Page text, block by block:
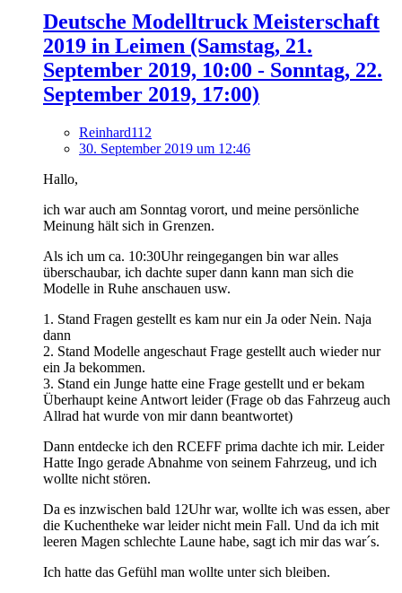
Deutsche Modelltruck Meisterschaft
2019 in Leimen (Samstag, 21.
September 2019, 10:00 - Sonntag, 22.
September 2019, 17:00)
Reinhard112
30. September 2019 um 12:46
Hallo,
ich war auch am Sonntag vorort, und meine persönliche
Meinung hält sich in Grenzen.
Als ich um ca. 10:30Uhr reingegangen bin war alles
überschaubar, ich dachte super dann kann man sich die
Modelle in Ruhe anschauen usw.
1. Stand Fragen gestellt es kam nur ein Ja oder Nein. Naja
dann
2. Stand Modelle angeschaut Frage gestellt auch wieder nur
ein Ja bekommen.
3. Stand ein Junge hatte eine Frage gestellt und er bekam
Überhaupt keine Antwort leider (Frage ob das Fahrzeug auch
Allrad hat wurde von mir dann beantwortet)
Dann entdecke ich den RCEFF prima dachte ich mir. Leider
Hatte Ingo gerade Abnahme von seinem Fahrzeug, und ich
wollte nicht stören.
Da es inzwischen bald 12Uhr war, wollte ich was essen, aber
die Kuchentheke war leider nicht mein Fall. Und da ich mit
leeren Magen schlechte Laune habe, sagt ich mir das war´s.
Ich hatte das Gefühl man wollte unter sich bleiben.